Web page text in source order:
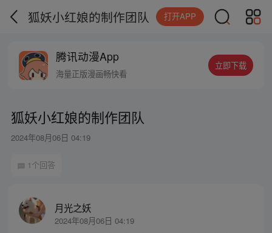
狐妖小红娘的制作团队 打开APP
腾讯动漫App
海量正版漫画畅快看
立即下载
狐妖小红娘的制作团队
2024年08月06日 04:19
1个回答
月光之妖
2024年08月06日 04:19